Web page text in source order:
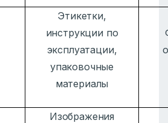
Этикетки,
инструкции по
эксплуатации,
упаковочные
материалы
Изображения